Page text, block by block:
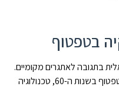
בטפטוף
בתגובה לאתגרים מקומיים.
החברה פיתחה את טכנולוגיית ההשקיה בטפטוף בשנות ה-60, טכנולוגיה